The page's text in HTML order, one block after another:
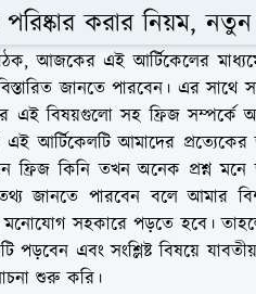
পরিষ্কার করার নিয়ম,
আজকের এই আর্টিকেলের
জানতে পারবেন। এর সাথে
এই বিষয়গুলো সহ ফ্রিজ সম্পর্কে
আর্টিকেলটি আমাদের
ফ্রিজ কিনি তখন অনেক প্রশ্ন
জানতে পারবেন বলে আমার
সহকারে পড়তে হবে।
পড়বেন এবং সংশ্লিষ্ট বিষয়ে
শুরু করি।